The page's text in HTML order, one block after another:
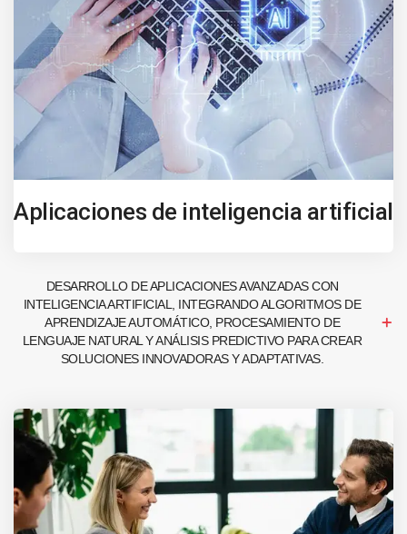
Aplicaciones de inteligencia artificial
DESARROLLO DE APLICACIONES AVANZADAS CON
INTELIGENCIA ARTIFICIAL, INTEGRANDO ALGORITMOS DE
APRENDIZAJE AUTOMÁTICO, PROCESAMIENTO DE
LENGUAJE NATURAL Y ANÁLISIS PREDICTIVO PARA CREAR
SOLUCIONES INNOVADORAS Y ADAPTATIVAS.